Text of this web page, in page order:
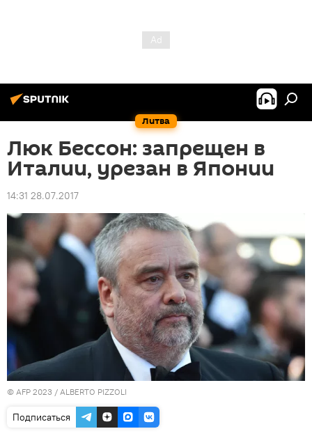
Литва
Люк Бессон: запрещен в
Италии, урезан в Японии
14:31 28.07.2017
© AFP 2023 / ALBERTO PIZZOLI
Подписаться